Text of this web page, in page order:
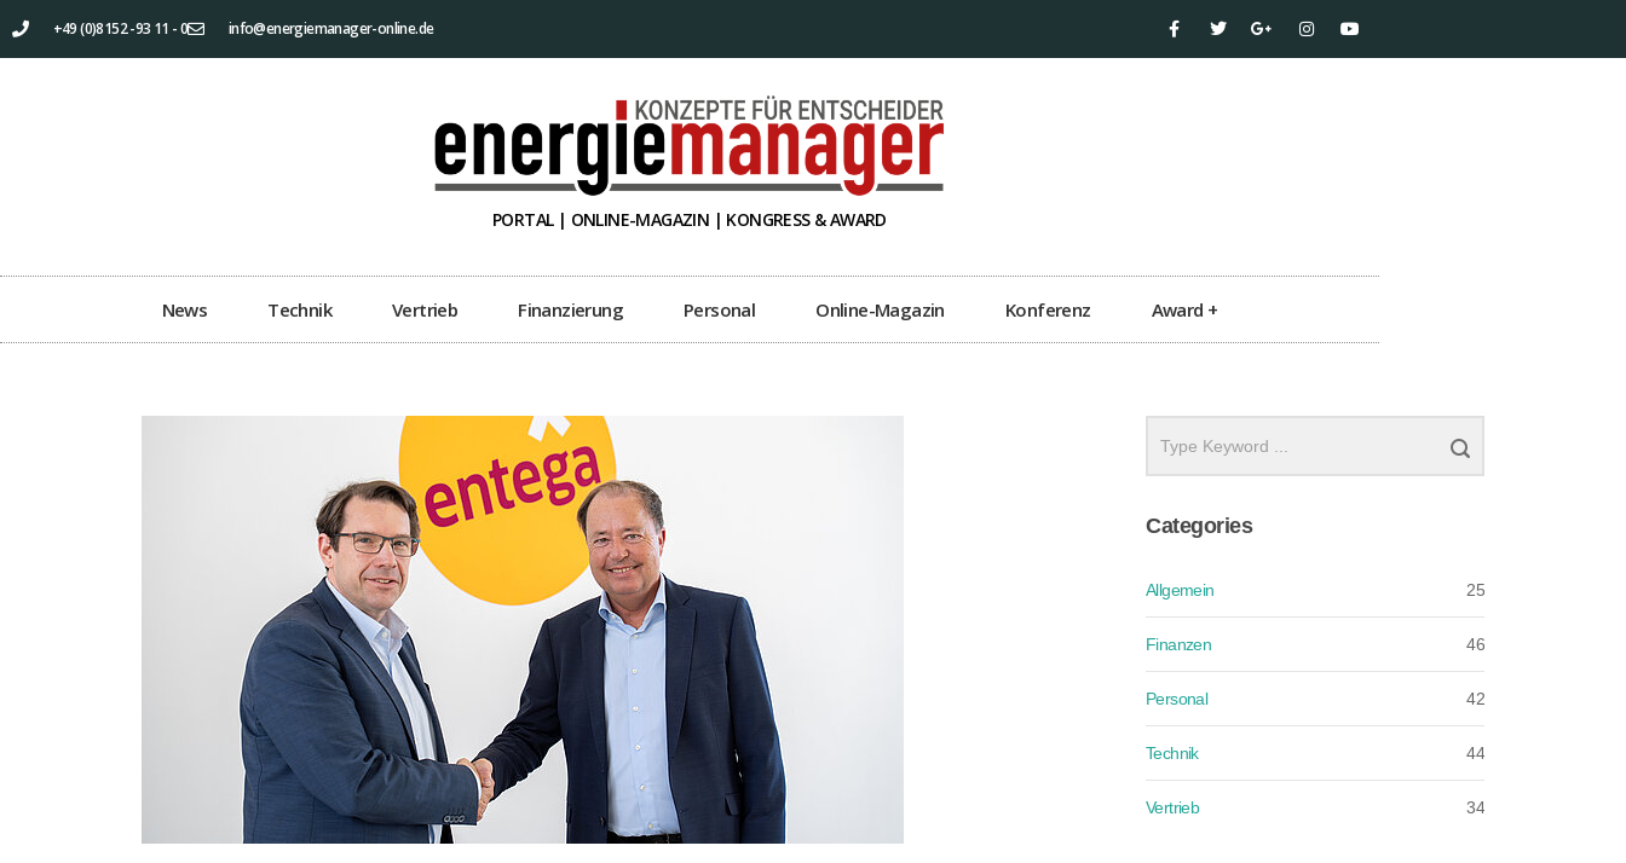
+49 (0)8152 -93 11 - 0 info@energiemanager-online.de
PORTAL | ONLINE-MAGAZIN | KONGRESS & AWARD
News Technik Vertrieb Finanzierung Personal Online-Magazin Konferenz Award +
Categories
Allgemein 25
Finanzen 46
Personal 42
Technik 44
Vertrieb 34